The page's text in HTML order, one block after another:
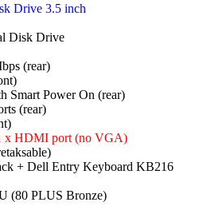
Drive 3.5 inch
Disk Drive
(rear)
Smart Power On (rear)
(rear)
x HDMI port (no VGA)
+ Dell Entry Keyboard KB216
(80 PLUS Bronze)